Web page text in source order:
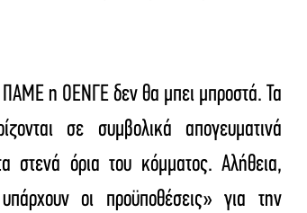
η ΟΕΝΓΕ δεν θα μπει μπροστά. Τα
σε συμβολικά απογευματινά
στενά όρια του κόμματος. Αλήθεια,
οι προϋποθέσεις» για την